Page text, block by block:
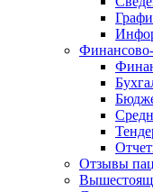
Финансово-
Отзывы